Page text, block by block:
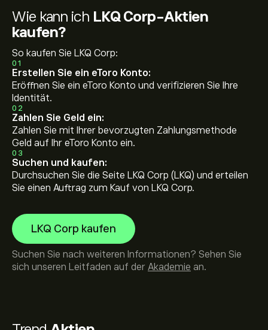
Wie kann ich LKQ Corp-Aktien
kaufen?
So kaufen Sie LKQ Corp:
01
Erstellen Sie ein eToro Konto:
Eröffnen Sie ein eToro Konto und verifizieren Sie Ihre
Identität.
02
Zahlen Sie Geld ein:
Zahlen Sie mit Ihrer bevorzugten Zahlungsmethode
Geld auf Ihr eToro Konto ein.
03
Suchen und kaufen:
Durchsuchen Sie die Seite LKQ Corp (LKQ) und erteilen
Sie einen Auftrag zum Kauf von LKQ Corp.
LKQ Corp kaufen
Suchen Sie nach weiteren Informationen? Sehen Sie
sich unseren Leitfaden auf der Akademie an.